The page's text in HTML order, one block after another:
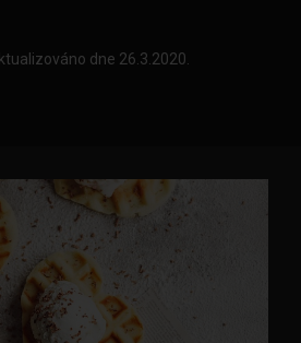
dne 26.3.2020.